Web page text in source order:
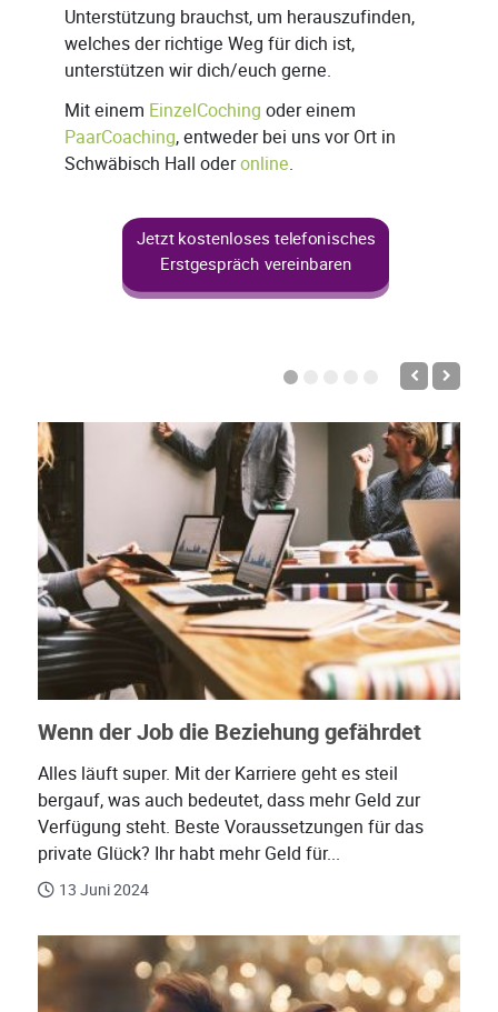
Unterstützung brauchst, um herauszufinden,
welches der richtige Weg für dich ist,
unterstützen wir dich/euch gerne.
Mit einem EinzelCoching oder einem
PaarCoaching, entweder bei uns vor Ort in
Schwäbisch Hall oderonline.
Jetzt kostenloses telefonisches
Erstgespräch vereinbaren
Wenn der Job die Beziehung gefährdet
Alles läuft super. Mit der Karriere geht es steil
bergauf, was auch bedeutet, dass mehr Geld zur
Verfügung steht. Beste Voraussetzungen für das
private Glück? Ihr habt mehr Geld für...
13 Juni 2024